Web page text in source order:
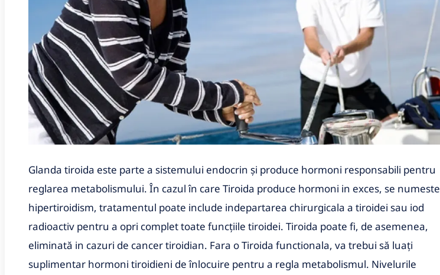
Glanda tiroida este parte a sistemului endocrin și produce hormoni responsabili pentru
reglarea metabolismului. În cazul în care Tiroida produce hormoni in exces, se numeste
hipertiroidism, tratamentul poate include indepartarea chirurgicala a tiroidei sau iod
radioactiv pentru a opri complet toate funcțiile tiroidei. Tiroida poate fi, de asemenea,
eliminată in cazuri de cancer tiroidian. Fara o Tiroida functionala, va trebui să luați
suplimentar hormoni tiroidieni de înlocuire pentru a regla metabolismul. Nivelurile